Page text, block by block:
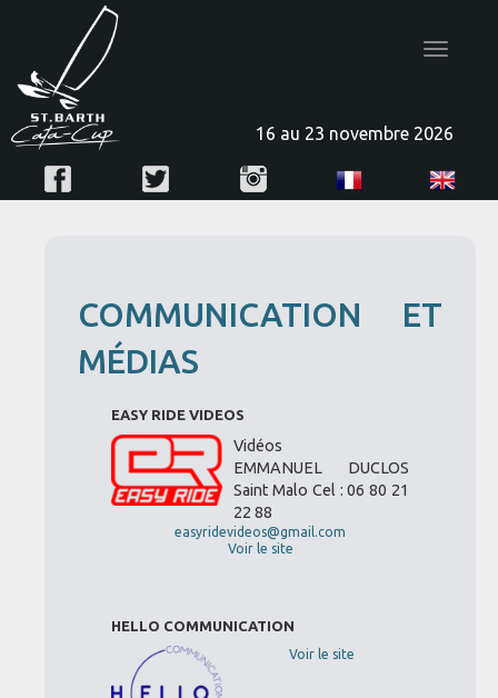
Toggle
16 au 23 novembre 2026
COMMUNICATION ET
MÉDIAS
EASY RIDE VIDEOS
Vidéos
EMMANUEL DUCLOS
Saint Malo Cel : 06 80 21
22 88
easyridevideos@gmail.com
Voir le site
HELLO COMMUNICATION
Voir le site